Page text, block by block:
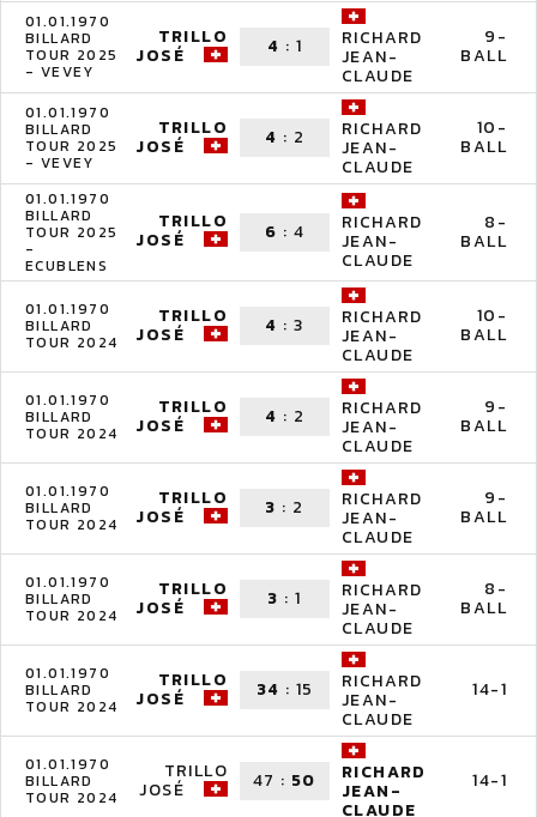
01.01.1970
BILLARD
TOUR 2025
- VEVEY
TRILLO
JOSÉ 4 : 1 RICHARD
JEAN-
CLAUDE
9-
BALL
01.01.1970
BILLARD
TOUR 2025
- VEVEY
TRILLO
JOSÉ 4 : 2 RICHARD
JEAN-
CLAUDE
10-
BALL
01.01.1970
BILLARD
TOUR 2025
-
ECUBLENS
TRILLO
JOSÉ 6 : 4 RICHARD
JEAN-
CLAUDE
8-
BALL
01.01.1970
BILLARD
TOUR 2024
TRILLO
JOSÉ 4 :3 RICHARD
JEAN-
CLAUDE
10-
BALL
01.01.1970
BILLARD
TOUR 2024
TRILLO
JOSÉ 4 : 2 RICHARD
JEAN-
CLAUDE
9-
BALL
01.01.1970
BILLARD
TOUR 2024
TRILLO
JOSÉ 3 : 2 RICHARD
JEAN-
CLAUDE
9-
BALL
01.01.1970
BILLARD
TOUR 2024
TRILLO
JOSÉ 3 :1 RICHARD
JEAN-
CLAUDE
8-
BALL
01.01.1970
BILLARD
TOUR 2024
TRILLO
JOSÉ 34 : 15 RICHARD
JEAN-
CLAUDE
14-1
01.01.1970
BILLARD
TOUR 2024
TRILLO
JOSÉ 47 : 50 RICHARD
JEAN-
CLAUDE
14-1